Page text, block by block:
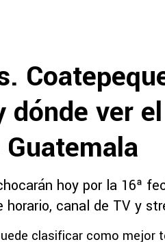
dónde ver
hoy por la 16ª
canal de TV y
clasificar como mejor